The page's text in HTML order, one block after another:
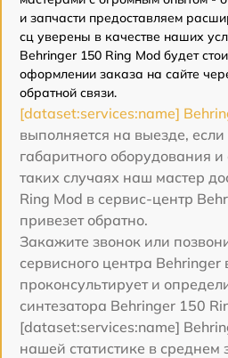
и запчасти предоставляем
сц уверены в качестве наших
Behringer 150 Ring Mod будет
оформлении заказа на сайте
обратной связи.
[dataset:services:name]
выполняется на выезде, если
габаритного оборудования
таких случаях наш мастер
Ring Mod в сервис-центр
привезет обратно.
Закажите звонок или
сервисного центра Behringer
проконсультирует и
синтезатора Behringer 150
[dataset:services:name]
нашей статистике в среднем